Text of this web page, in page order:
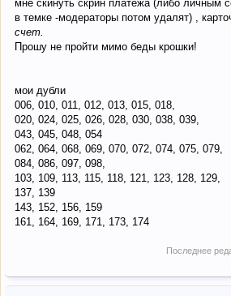
мне скинуть скрин платежа (либо личным
в темке -модераторы потом удалят) ,
счет.
Прошу не пройти мимо беды крошки!
мои дубли
006, 010, 011, 012, 013, 015, 018,
020, 024, 025, 026, 028, 030, 038, 039,
043, 045, 048, 054
062, 064, 068, 069, 070, 072, 074, 075, 079,
084, 086, 097, 098,
103, 109, 113, 115, 118, 121, 123, 128, 129,
137, 139
143, 152, 156, 159
161, 164, 169, 171, 173, 174
Последнее